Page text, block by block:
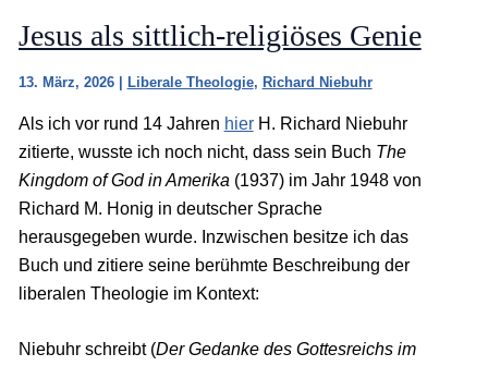
Jesus als sittlich-religiöses Genie
13. März, 2026 | Liberale Theologie, Richard Niebuhr
Als ich vor rund 14 Jahren hierH. Richard Niebuhr
zitierte, wusste ich noch nicht, dass sein Buch The
Kingdom of God in Amerika (1937) im Jahr 1948 von
Richard M. Honig in deutscher Sprache
herausgegeben wurde. Inzwischen besitze ich das
Buch und zitiere seine berühmte Beschreibung der
liberalen Theologie im Kontext:
Niebuhr schreibt (Der Gedanke des Gottesreichs im